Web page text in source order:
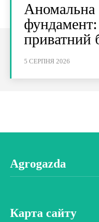
Аномальна
фундамент:
приватний
5 СЕРПНЯ 2026
Agrogazda
Карта сайту